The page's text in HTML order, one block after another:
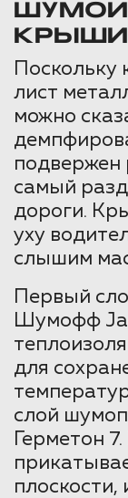
КРЫШИ
лист
можно
подвержен
самый
дороги.
уху
слышим
Первый
Шумофф
для
слой
Герметон
плоскости,